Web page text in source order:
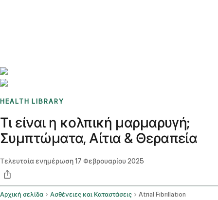
HEALTH LIBRARY
Τι είναι η κολπική μαρμαρυγή;
Συμπτώματα, Αίτια & Θεραπεία
Τελευταία ενημέρωση17 Φεβρουαρίου 2025
Αρχική σελίδα Ασθένειες και Καταστάσεις Atrial Fibrillation